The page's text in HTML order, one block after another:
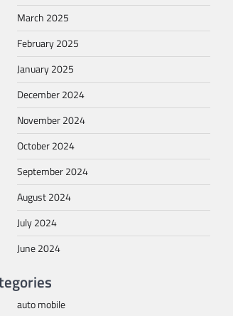
March 2025
February 2025
January 2025
December 2024
November 2024
October 2024
September 2024
August 2024
July 2024
June 2024
auto mobile